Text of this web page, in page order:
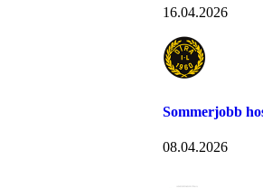
16.04.2026
Sommerjobb
08.04.2026